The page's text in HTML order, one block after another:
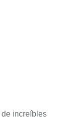
de increíbles